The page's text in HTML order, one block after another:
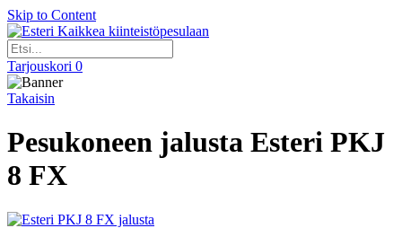
Skip to Content
Kaikkea kiinteistöpesulaan
Tarjouskori 0
Takaisin
Pesukoneen jalusta Esteri PKJ
8 FX